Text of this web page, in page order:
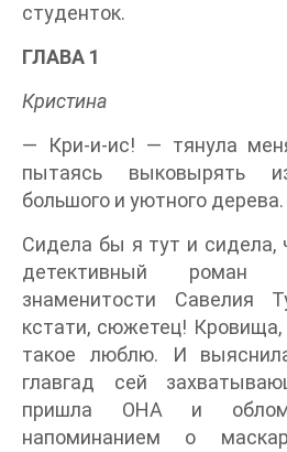
студенток.
ГЛАВА 1
Кристина
— Кри-и-ис! — тянула
пытаясь выковырять
большого и уютного дерева.
Сидела бы я тут и сидела,
детективный роман
знаменитости Савелия
кстати, сюжетец!
такое люблю. И
главгад сей
пришла ОНА и
напоминанием о